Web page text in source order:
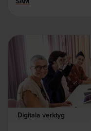
Digitala verktyg